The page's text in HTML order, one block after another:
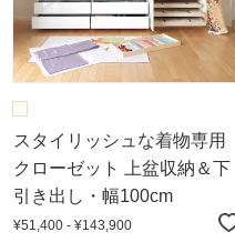
スタイリッシュな着物専用
クローゼット 上盆収納＆下
引き出し・幅100cm
¥51,400 - ¥143,900